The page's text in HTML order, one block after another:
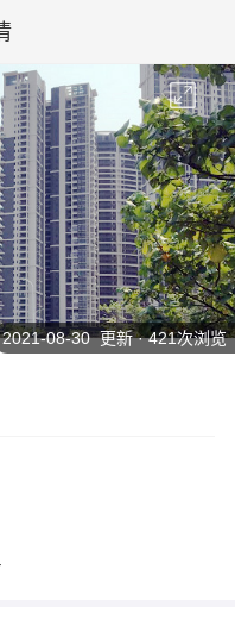
2021-08-30 更新 · 421次浏览